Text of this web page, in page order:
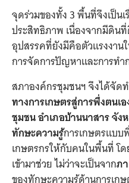
จุดร่วมของทั้ง 3พื้นที่จึงเป็น
ประสิทธิภาพ เนื่องจากมีดิน
อุปสรรคที่ยังมีคือตัวแรงงาน
การจัดการปัญหาและการท
สภาองค์กรชุมชนฯ จึงได้จัด
ทางการเกษตรสู่การพึ่งตนเ
ชุมชน อำเภอบ้านนาสาร จัง
ทักษะความรู้การเกษตรแบบ
เกษตรกรให้กับคนในพื้นที่ โ
เข้ามาช่วย ไม่ว่าจะเป็นจากภ